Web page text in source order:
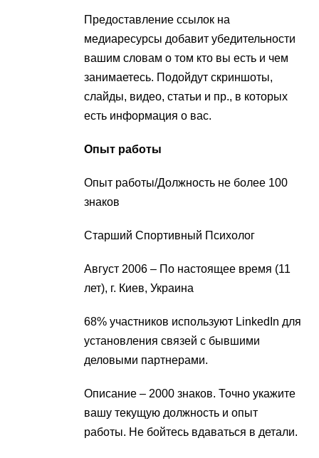
Предоставление ссылок на
медиаресурсы добавит убедительности
вашим словам о том кто вы есть и чем
занимаетесь. Подойдут скриншоты,
слайды, видео, статьи и пр., в которых
есть информация о вас.
Опыт работы
Опыт работы/Должность не более 100
знаков
Старший Спортивный Психолог
Август 2006 – По настоящее время (11
лет), г. Киев, Украина
68% участников используют LinkedIn для
установления связей с бывшими
деловыми партнерами.
Описание – 2000 знаков. Точно укажите
вашу текущую должность и опыт
работы. Не бойтесь вдаваться в детали.